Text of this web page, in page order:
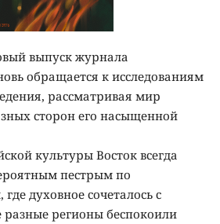
выпуск журнала
обращается к исследованиям
рассматривая мир
сторон его насыщенной
культуры Восток всегда
пестрым по
духовное сочеталось с
регионы беспокоили